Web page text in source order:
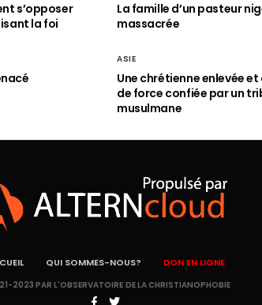
s’opposer
la foi
La famille d’un pasteur
massacrée
ASIE
Une chrétienne enlevée
de force confiée par un
musulmane
QUI SOMMES-NOUS? DON EN LIGNE
2023 PAR L'OBSERVATOIRE DE LA CHRISTIANOPHOBIE